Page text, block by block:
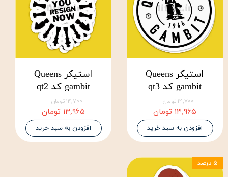
استیکر Queens
gambit کد qt3
۱۴,۷۰۰ تومان
۱۳,۹۶۵ تومان
افزودن به سبد خرید
استیکر Queens
gambit کد qt2
۱۴,۷۰۰ تومان
۱۳,۹۶۵ تومان
افزودن به سبد خرید
۵ درصد